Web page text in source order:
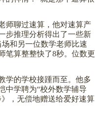
师聊过速算，他对速算产
步推理分析得出了一些新
和另一位数学老师比速
笔算整整快了8秒。位数更
学的学校接踵而至。他多
中学聘为“校外数学辅导
，无偿地赠送给爱好速算